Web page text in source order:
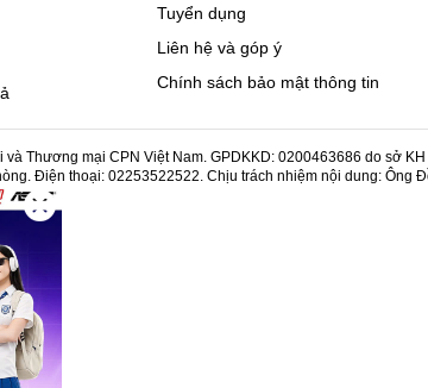
Tuyển dụng
Liên hệ và góp ý
Chính sách bảo mật thông tin
Thương mại CPN Việt Nam. GPDKKD: 0200463686 do sở
Điện thoại: 02253522522. Chịu trách nhiệm nội dung: Ông